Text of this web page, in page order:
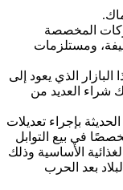
المخصصة
ومستلزمات
الذي يعود إلى
شراء العديد من
الحديثة بإجراء تعديلات
في بيع التوابل
الأساسية وذلك
بعد الحرب